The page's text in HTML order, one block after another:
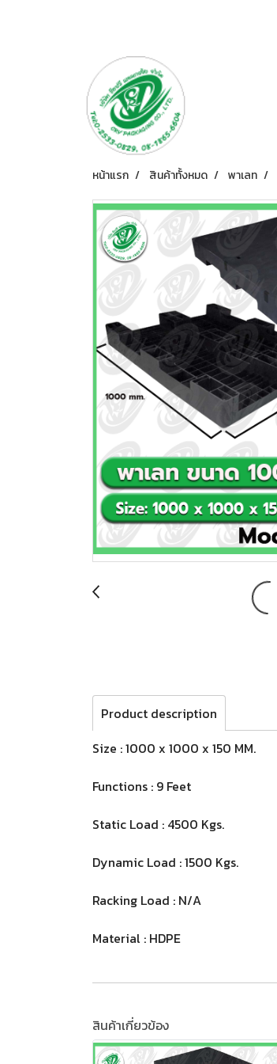
หน้าแรก สินค้าทั้งหมด พาเลท
Product description
Size : 1000 x 1000 x 150 MM.
Functions : 9 Feet
Static Load : 4500 Kgs.
Dynamic Load : 1500 Kgs.
Racking Load : N/A
Material : HDPE
สินค้าเกี่ยวข้อง